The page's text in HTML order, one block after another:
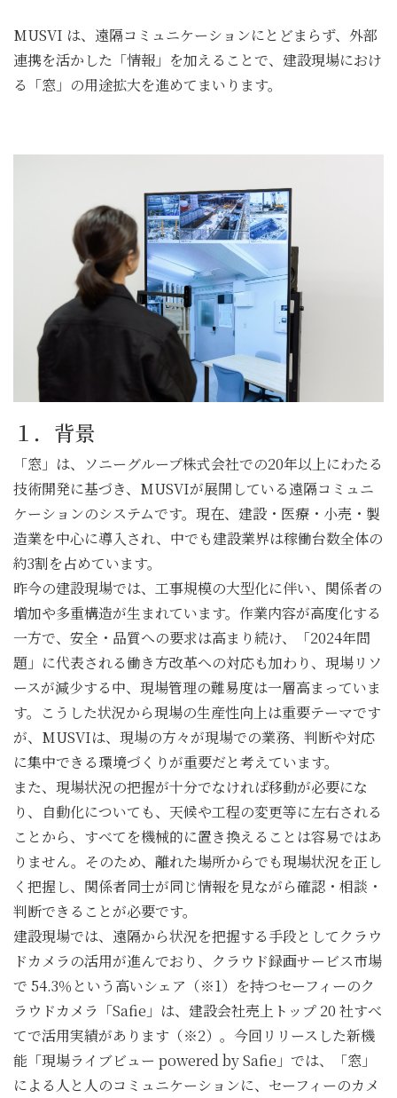
MUSVI は、遠隔コミュニケーションにとどまらず、外部
連携を活かした「情報」を加えることで、建設現場におけ
る「窓」の用途拡大を進めてまいります。
１．背景
「窓」は、ソニーグループ株式会社での20年以上にわたる
技術開発に基づき、MUSVIが展開している遠隔コミュニ
ケーションのシステムです。現在、建設・医療・小売・製
造業を中心に導入され、中でも建設業界は稼働台数全体の
約3割を占めています。
昨今の建設現場では、工事規模の大型化に伴い、関係者の
増加や多重構造が生まれています。作業内容が高度化する
一方で、安全・品質への要求は高まり続け、「2024年問
題」に代表される働き方改革への対応も加わり、現場リソ
ースが減少する中、現場管理の難易度は一層高まっていま
す。こうした状況から現場の生産性向上は重要テーマです
が、MUSVIは、現場の方々が現場での業務、判断や対応
に集中できる環境づくりが重要だと考えています。
また、現場状況の把握が十分でなければ移動が必要にな
り、自動化についても、天候や工程の変更等に左右される
ことから、すべてを機械的に置き換えることは容易ではあ
りません。そのため、離れた場所からでも現場状況を正し
く把握し、関係者同士が同じ情報を見ながら確認・相談・
判断できることが必要です。
建設現場では、遠隔から状況を把握する手段としてクラウ
ドカメラの活用が進んでおり、クラウド録画サービス市場
で 54.3％という高いシェア（※1）を持つセーフィーのク
ラウドカメラ「Safie」は、建設会社売上トップ 20 社すべ
てで活用実績があります（※2）。今回リリースした新機
能「現場ライブビュー powered by Safie」では、「窓」
による人と人のコミュニケーションに、セーフィーのカメ